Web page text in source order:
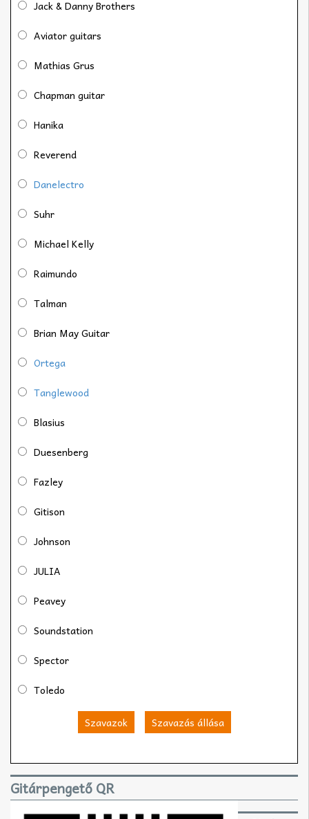
Jack & Danny Brothers
Aviator guitars
Mathias Grus
Chapman guitar
Hanika
Reverend
Danelectro
Suhr
Michael Kelly
Raimundo
Talman
Brian May Guitar
Ortega
Tanglewood
Blasius
Duesenberg
Fazley
Gitison
Johnson
JULIA
Peavey
Soundstation
Spector
Toledo
Szavazok Szavazás állása
Gitárpengető QR